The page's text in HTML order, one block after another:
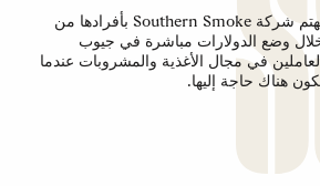
تهتم شركة Southern Smoke بأفرادها من
وضع الدولارات مباشرة في جيوب
في مجال الأغذية والمشروبات عندما
هناك حاجة إليها.